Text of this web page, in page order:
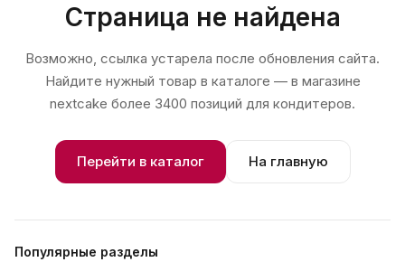
Страница не найдена
Возможно, ссылка устарела после обновления сайта.
Найдите нужный товар в каталоге — в магазине
nextcake более 3400 позиций для кондитеров.
Перейти в каталог На главную
Популярные разделы